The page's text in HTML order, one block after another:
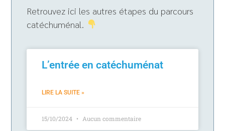
Retrouvez ici les autres étapes du parcours
catéchuménal.
L’entrée en catéchuménat
LIRE LA SUITE »
15/10/2024 Aucun commentaire